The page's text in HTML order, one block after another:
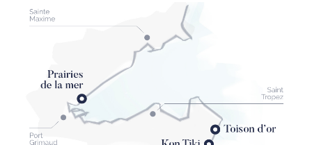
Carrières
Le renouveau de pampelonne
Partenaires
Termes & conditions
Assurance annulation Kon Tiki